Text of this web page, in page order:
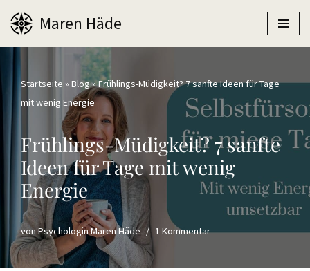
Zum
Maren Häde
Startseite » Blog»Frühlings-Müdigkeit? 7 sanfte Ideen für Tage
mit wenig Energie
Frühlings-Müdigkeit? 7 sanfte
Ideen für Tage mit wenig
Energie
vonPsychologin Maren Häde 1 Kommentar